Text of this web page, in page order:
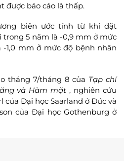
được báo cáo là thấp.
biên ước tính từ khi đặt
5 năm là -0,9 mm ở mức
1,0 mm ở mức độ bệnh nhân
tháng 7/tháng 8 của Tạp chí
và Hàm mặt , nghiên cứu
của Đại học Saarland ở Đức và
của Đại học Gothenburg ở